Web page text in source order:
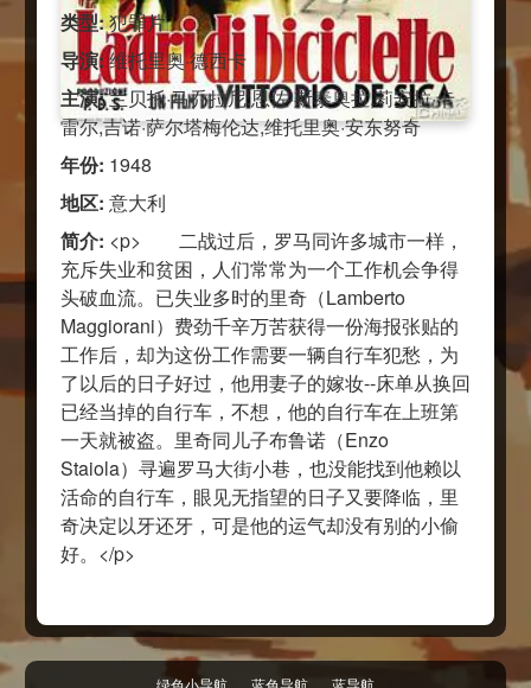
类型:犯罪片
导演:维托里奥·德西卡
主演:兰贝托·马乔拉尼,恩佐·斯泰奥拉,莉安拉·卡
雷尔,吉诺·萨尔塔梅伦达,维托里奥·安东努奇
年份: 1948
地区: 意大利
简介: <p> 二战过后，罗马同许多城市一样，
充斥失业和贫困，人们常常为一个工作机会争得
头破血流。已失业多时的里奇（Lamberto
Maggiorani）费劲千辛万苦获得一份海报张贴的
工作后，却为这份工作需要一辆自行车犯愁，为
了以后的日子好过，他用妻子的嫁妆--床单从换回
已经当掉的自行车，不想，他的自行车在上班第
一天就被盗。里奇同儿子布鲁诺（Enzo
Staiola）寻遍罗马大街小巷，也没能找到他赖以
活命的自行车，眼见无指望的日子又要降临，里
奇决定以牙还牙，可是他的运气却没有别的小偷
好。</p>
绿色小导航 蓝色导航 蓝导航